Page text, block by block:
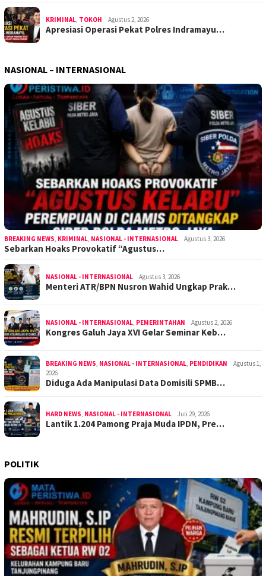
KRIMINAL TOKOH Agustus 2, 2026
Apresiasi Operasi Pekat Polres Indramayu…
NASIONAL – INTERNASIONAL
BREAKING NEWS KRIMINAL NASIONAL - INTERNASIONAL Agustus 3, 2026
Sebarkan Hoaks Provokatif “Agustus…
NASIONAL - INTERNASIONAL Agustus 3, 2026
Menteri ATR/BPN Nusron Wahid Ungkap Prak…
NASIONAL - INTERNASIONAL PEMERINTAHAN Agustus 2, 2026
Kongres Galuh Jaya XVI Gelar Seminar Keb…
BREAKING NEWS NASIONAL - INTERNASIONAL PENDIDIKAN
Agustus 1,
2026
Diduga Ada Manipulasi Data Domisili SPMB…
HARD NEWS NASIONAL - INTERNASIONAL Juli 29, 2026
Lantik 1.204 Pamong Praja Muda IPDN, Pre…
POLITIK